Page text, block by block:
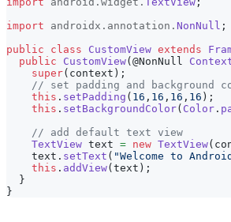
import
androidx . annotation . NonNull ;
public
class CustomView extends
public
CustomView( @NonNull
super( context ) ;
// set padding and background
this . setPadding ( 16 , 16 , 16 , 16 ) ;
this . setBackgroundColor( Color .
// add default text view
TextView text = new TextView(
    text
. setText ( "Welcome to
this . addView( text ) ;
}
}